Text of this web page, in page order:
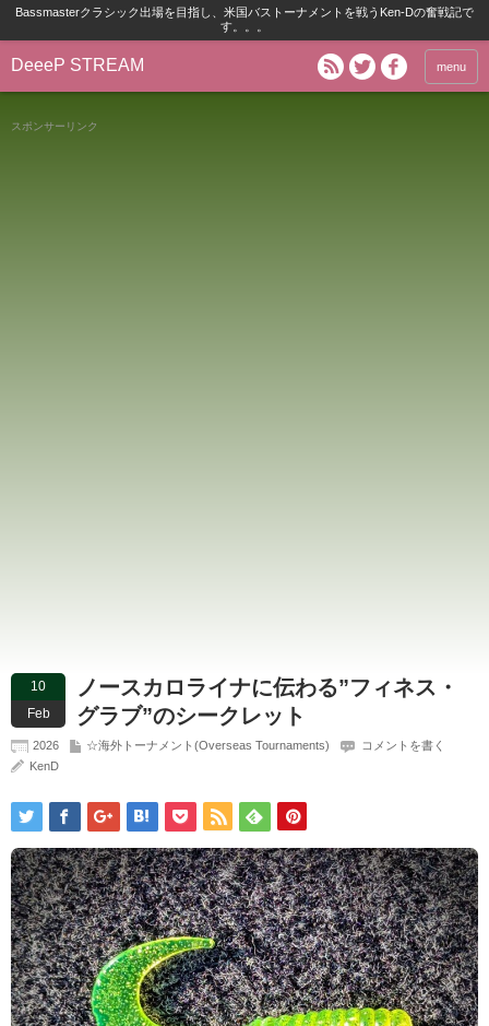
Bassmasterクラシック出場を目指し、米国バストーナメントを戦うKen-Dの奮戦記で
す。。。
DeeeP STREAM menu
スポンサーリンク
10
Feb
ノースカロライナに伝わる”フィネス・
グラブ”のシークレット
2026 ☆海外トーナメント(Overseas Tournaments)
コメントを書く
KenD